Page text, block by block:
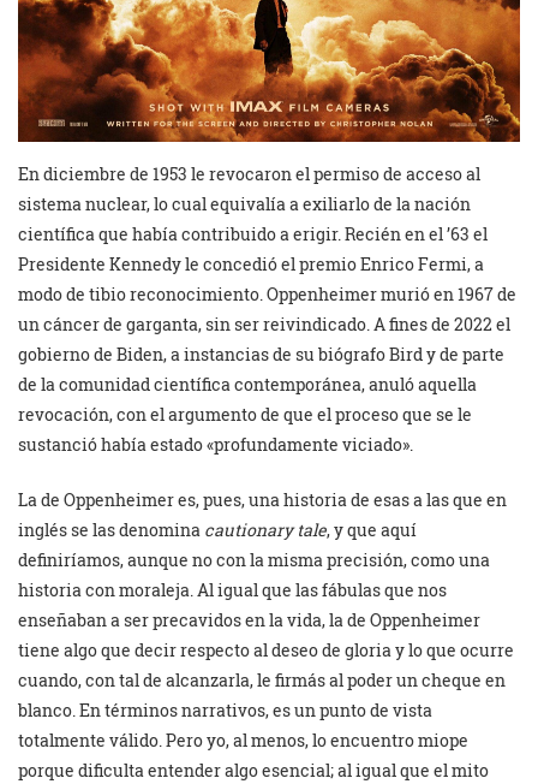
En diciembre de 1953 le revocaron el permiso de acceso al
sistema nuclear, lo cual equivalía a exiliarlo de la nación
científica que había contribuido a erigir. Recién en el ’63 el
Presidente Kennedy le concedió el premio Enrico Fermi, a
modo de tibio reconocimiento. Oppenheimer murió en 1967 de
un cáncer de garganta, sin ser reivindicado. A fines de 2022 el
gobierno de Biden, a instancias de su biógrafo Bird y de parte
de la comunidad científica contemporánea, anuló aquella
revocación, con el argumento de que el proceso que se le
sustanció había estado «profundamente viciado».
La de Oppenheimer es, pues, una historia de esas a las que en
inglés se las denomina cautionary tale, y que aquí
definiríamos, aunque no con la misma precisión, como una
historia con moraleja. Al igual que las fábulas que nos
enseñaban a ser precavidos en la vida, la de Oppenheimer
tiene algo que decir respecto al deseo de gloria y lo que ocurre
cuando, con tal de alcanzarla, le firmás al poder un cheque en
blanco. En términos narrativos, es un punto de vista
totalmente válido. Pero yo, al menos, lo encuentro miope
porque dificulta entender algo esencial; al igual que el mito